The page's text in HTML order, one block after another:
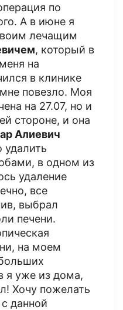
по
А в июне я
лечащим
, который в
на
в клинике
повезло. Моя
на 27.07, но и
стороне, и она
Алиевич
удалить
в одном из
удаление
все
выбрал
печени.
на моем
я уже из дома,
Хочу пожелать
данной